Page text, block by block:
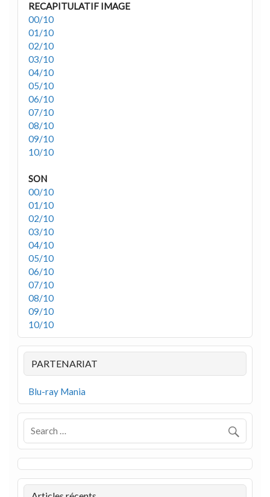
RECAPITULATIF IMAGE
00/10
01/10
02/10
03/10
04/10
05/10
06/10
07/10
08/10
09/10
10/10
SON
00/10
01/10
02/10
03/10
04/10
05/10
06/10
07/10
08/10
09/10
10/10
PARTENARIAT
Blu-ray Mania